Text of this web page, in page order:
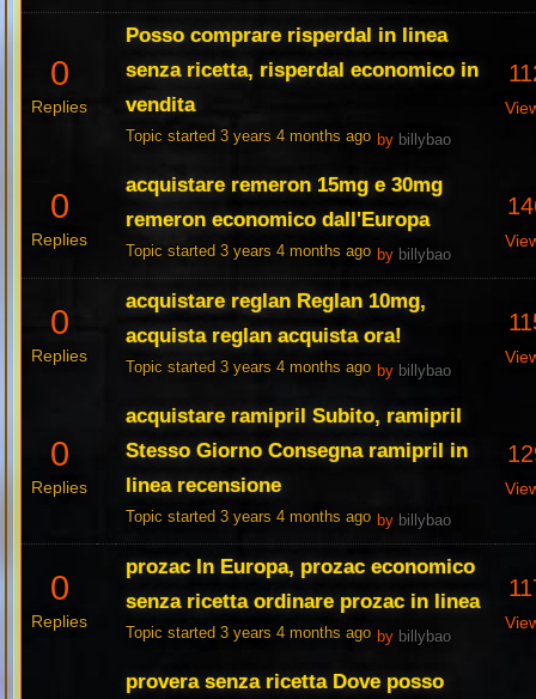
0
Replies
Posso comprare risperdal in linea
senza ricetta, risperdal economico in
vendita
Topic started 3 years 4 months ago by billybao
0
Replies
acquistare remeron 15mg e 30mg
remeron economico dall'Europa
Topic started 3 years 4 months ago by billybao
0
Replies
acquistare reglan Reglan 10mg,
acquista reglan acquista ora!
Topic started 3 years 4 months ago by billybao
0
Replies
acquistare ramipril Subito, ramipril
Stesso Giorno Consegna ramipril in
linea recensione
Topic started 3 years 4 months ago by billybao
0
Replies
prozac In Europa, prozac economico
senza ricetta ordinare prozac in linea
Topic started 3 years 4 months ago by billybao
provera senza ricetta Dove posso